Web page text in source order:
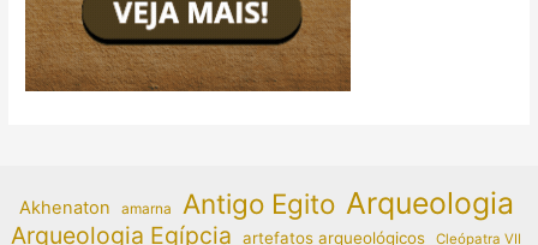
Akhenaton amarna Antigo Egito Arqueologia
Arqueologia Egípcia artefatos arqueológicos Cleópatra VII